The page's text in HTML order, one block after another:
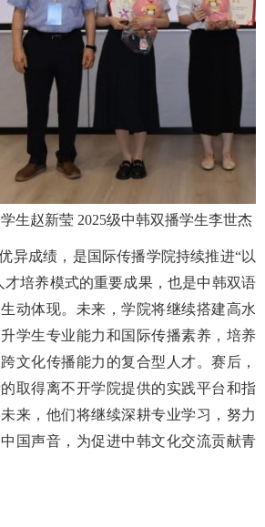
生赵新莹 2025级中韩双播学生李世杰
异成绩，是国际传播学院持续推进“以
才培养模式的重要成果，也是中韩双语
动体现。未来，学院将继续搭建高水
学生专业能力和国际传播素养，培养
文化传播能力的复合型人才。赛后，
取得离不开学院提供的实践平台和指
来，他们将继续深耕专业学习，努力
国声音，为促进中韩文化交流贡献青